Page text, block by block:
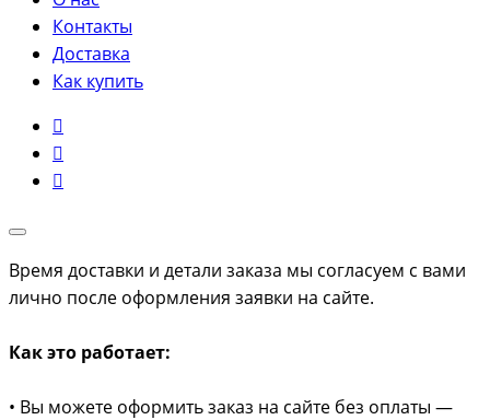
Контакты
Доставка
Как купить
Время доставки и детали заказа мы согласуем с вами
лично после оформления заявки на сайте.
Как это работает:
• Вы можете оформить заказ на сайте без оплаты —